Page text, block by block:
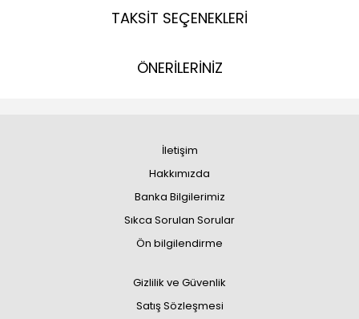
TAKSİT SEÇENEKLERİ
ÖNERİLERİNİZ
İletişim
Hakkımızda
Banka Bilgilerimiz
Sıkca Sorulan Sorular
Ön bilgilendirme
Gizlilik ve Güvenlik
Satış Sözleşmesi